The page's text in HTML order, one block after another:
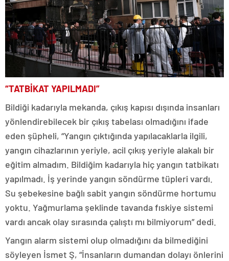
“TATBİKAT YAPILMADI”
Bildiği kadarıyla mekanda, çıkış kapısı dışında insanları
yönlendirebilecek bir çıkış tabelası olmadığını ifade
eden şüpheli, “Yangın çıktığında yapılacaklarla ilgili,
yangın cihazlarının yeriyle, acil çıkış yeriyle alakalı bir
eğitim almadım. Bildiğim kadarıyla hiç yangın tatbikatı
yapılmadı. İş yerinde yangın söndürme tüpleri vardı.
Su şebekesine bağlı sabit yangın söndürme hortumu
yoktu. Yağmurlama şeklinde tavanda fıskiye sistemi
vardı ancak olay sırasında çalıştı mı bilmiyorum” dedi.
Yangın alarm sistemi olup olmadığını da bilmediğini
söyleyen İsmet Ş, “İnsanların dumandan dolayı önlerini